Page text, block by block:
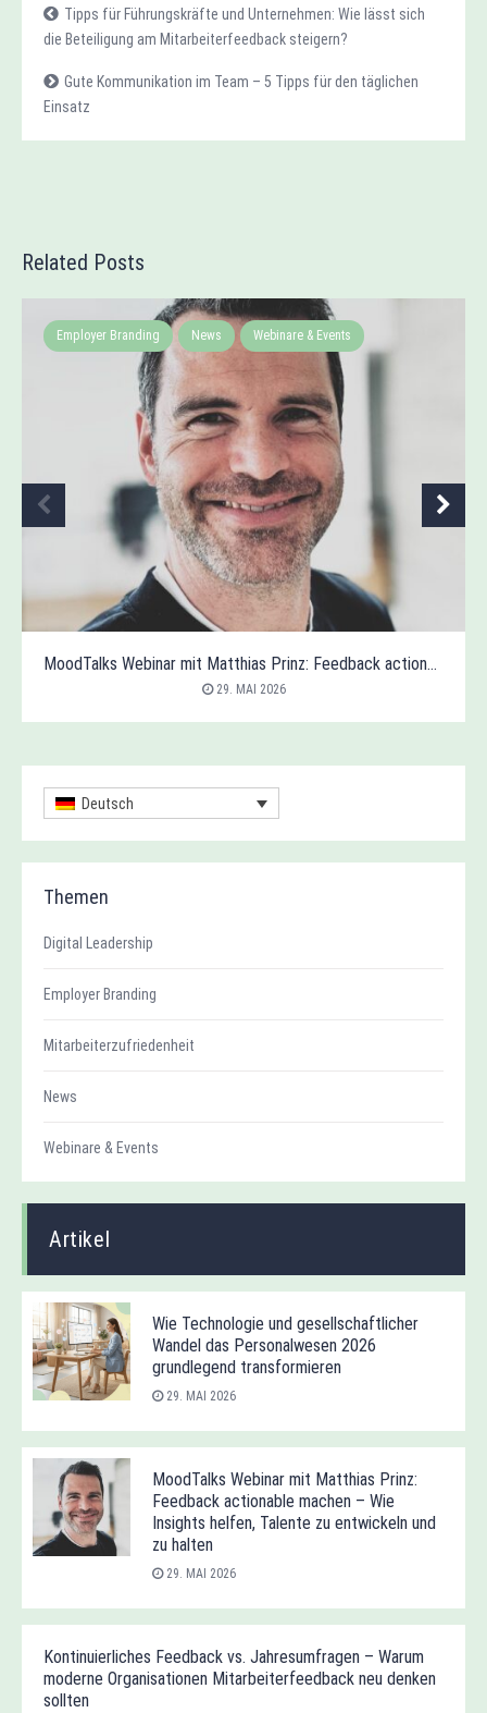
Tipps für Führungskräfte und Unternehmen: Wie lässt sich
die Beteiligung am Mitarbeiterfeedback steigern?
Gute Kommunikation im Team – 5 Tipps für den täglichen
Einsatz
Related Posts
Employer Branding News Webinare & Events
MoodTalks Webinar mit Matthias Prinz: Feedback actionable machen – Wie Insights helfen, Talente zu entwickeln und zu halten
29. MAI 2026
Deutsch
Themen
Digital Leadership
Employer Branding
Mitarbeiterzufriedenheit
News
Webinare & Events
Artikel
Wie Technologie und gesellschaftlicher
Wandel das Personalwesen 2026
grundlegend transformieren
29. MAI 2026
MoodTalks Webinar mit Matthias Prinz:
Feedback actionable machen – Wie
Insights helfen, Talente zu entwickeln und
zu halten
29. MAI 2026
Kontinuierliches Feedback vs. Jahresumfragen – Warum
moderne Organisationen Mitarbeiterfeedback neu denken
sollten